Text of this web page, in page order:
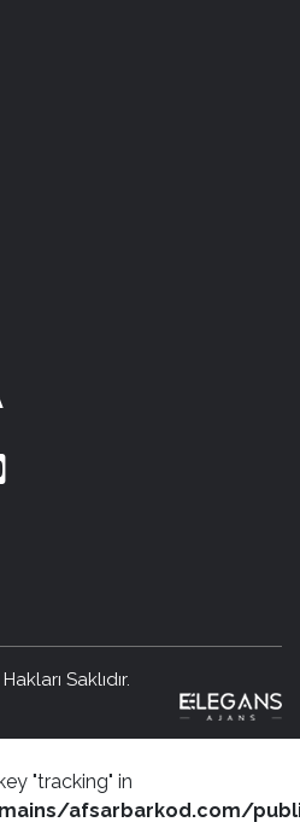
Saklıdır.
"tracking" in
afsarbarkod.com/